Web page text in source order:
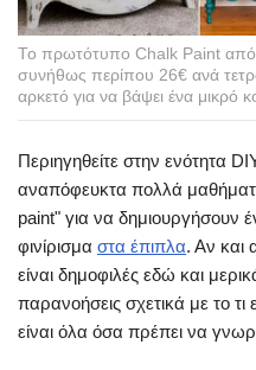
Το πρωτότυπο Chalk Paint από
συνήθως περίπου 26€ ανά
αρκετό για να βάψει ένα μικρό
Περιηγηθείτε στην ενότητα
αναπόφευκτα πολλά
paint" για να δημιουργήσουν
φινίρισμα στα έπιπλα. Αν και
είναι δημοφιλές εδώ και
παρανοήσεις σχετικά με το τι
είναι όλα όσα πρέπει να